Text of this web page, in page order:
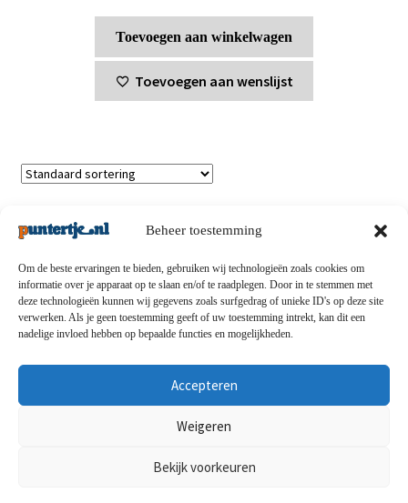
Beheer toestemming
Om de beste ervaringen te bieden, gebruiken wij technologieën zoals cookies om
informatie over je apparaat op te slaan en/of te raadplegen. Door in te stemmen met
deze technologieën kunnen wij gegevens zoals surfgedrag of unieke ID's op deze site
verwerken. Als je geen toestemming geeft of uw toestemming intrekt, kan dit een
nadelige invloed hebben op bepaalde functies en mogelijkheden.
Accepteren
Weigeren
Bekijk voorkeuren
Toevoegen aan winkelwagen
Toevoegen aan wenslijst
Privacybeleid-Verzending en retouren-Algemene
voorwaarden-Disclaimert-Betaalmethoden-Over ons
Contact